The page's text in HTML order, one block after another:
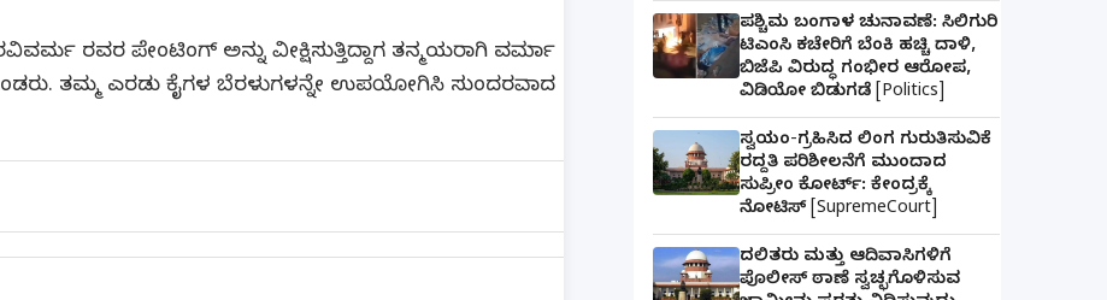
ರವರ ಪೇಂಟಿಂಗ್ ಅನ್ನು ವೀಕ್ಷಿಸುತ್ತಿದ್ದಾಗ ತನ್ಮಯರಾಗಿ ವರ್ಮಾ
ತಮ್ಮ ಎರಡು ಕೈಗಳ ಬೆರಳುಗಳನ್ನೇ ಉಪಯೋಗಿಸಿ ಸುಂದರವಾದ
ಪಶ್ಚಿಮ ಬಂಗಾಳ ಚುನಾವಣೆ: ಸಿಲಿಗುರಿ
ಟಿಎಂಸಿ ಕಚೇರಿಗೆ ಬೆಂಕಿ ಹಚ್ಚಿ ದಾಳಿ,
ಬಿಜೆಪಿ ವಿರುದ್ಧ ಗಂಭೀರ ಆರೋಪ,
ವಿಡಿಯೋ ಬಿಡುಗಡೆ [Politics]
ಸ್ವಯಂ-ಗ್ರಹಿಸಿದ ಲಿಂಗ ಗುರುತಿಸುವಿಕೆ
ರದ್ದತಿ ಪರಿಶೀಲನೆಗೆ ಮುಂದಾದ
ಸುಪ್ರೀಂ ಕೋರ್ಟ್: ಕೇಂದ್ರಕ್ಕೆ
ನೋಟಿಸ್ [SupremeCourt]
ದಲಿತರು ಮತ್ತು ಆದಿವಾಸಿಗಳಿಗೆ
ಪೊಲೀಸ್ ಠಾಣೆ ಸ್ವಚ್ಛಗೊಳಿಸುವ